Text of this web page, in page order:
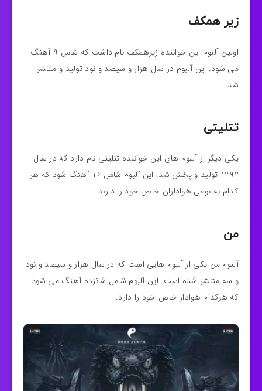
زیر همکف
اولین آلبوم این خواننده زیرهمکف نام داشت که شامل ۹ آهنگ
می شود. این آلبوم در سال هزار و سیصد و نود تولید و منتشر
شد.
تتلیتی
یکی دیگر از آلبوم های این خواننده تتلیتی نام دارد که در سال
۱۳۹۲ تولید و پخش شد. این آلبوم شامل ۱۶ آهنگ شود که هر
کدام به نوعی هواداران خاص خود را دارند.
من
آلبوم من یکی از آلبوم هایی است که در سال هزار و سیصد و نود
و سه منتشر شده است. این آلبوم شامل شانزده آهنگ می شود
که هرکدام هوادار خاص خود را دارد.